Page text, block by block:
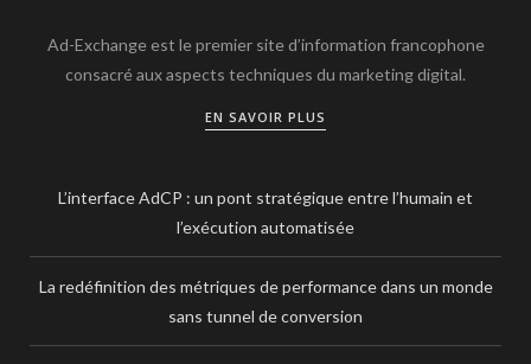
Ad-Exchange est le premier site d’information francophone
consacré aux aspects techniques du marketing digital.
EN SAVOIR PLUS
L’interface AdCP : un pont stratégique entre l’humain et
l’exécution automatisée
La redéfinition des métriques de performance dans un monde
sans tunnel de conversion